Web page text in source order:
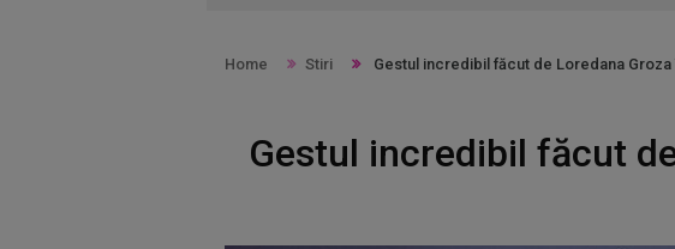
Home Stiri Gestul incredibil făcut de Loredana
Gestul incredibil făcut